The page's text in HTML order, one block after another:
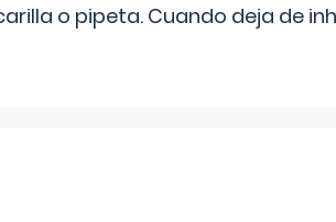
o pipeta. Cuando deja de